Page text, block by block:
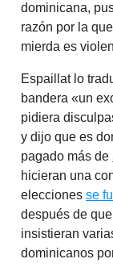
dominicana,
razón por la
mierda es
Espaillat lo
bandera «un
pidiera
y dijo que es
pagado más de
hicieran una
elecciones se
después de
insistieran
dominicanos